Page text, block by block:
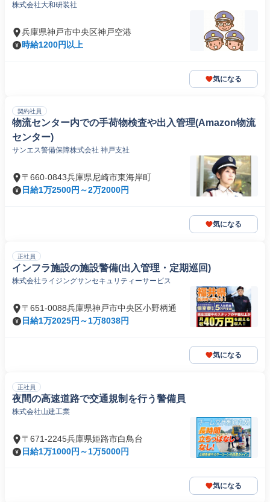
株式会社大和研装社
兵庫県神戸市中央区神戸空港
時給1200円以上
気になる
契約社員
物流センター内での手荷物検査や出入管理(Amazon物流
センター)
サンエス警備保障株式会社 神戸支社
〒660-0843兵庫県尼崎市東海岸町
日給1万2500円～2万2000円
気になる
正社員
インフラ施設の施設警備(出入管理・定期巡回)
株式会社ライジングサンセキュリティーサービス
〒651-0088兵庫県神戸市中央区小野柄通
日給1万2025円～1万8038円
気になる
正社員
夜間の高速道路で交通規制を行う警備員
株式会社山建工業
〒671-2245兵庫県姫路市白鳥台
日給1万1000円～1万5000円
気になる